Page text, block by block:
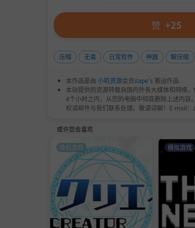
赞 +25
压缩 无毒 日常软件 神器 解压缩
本作品是由 小叽资源会员Vape's 搬运作品.
本站提供的资源转载自国内外各大媒体和网络
4个小时之内，从您的电脑中彻底删除上述内
权请邮件与我们联系处理。敬请谅解！E-mail
或许您会喜欢
单机游戏 模拟游戏